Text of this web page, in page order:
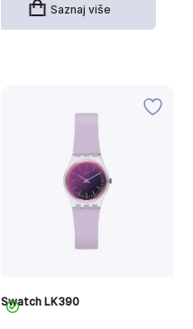
Saznaj više
Swatch LK390